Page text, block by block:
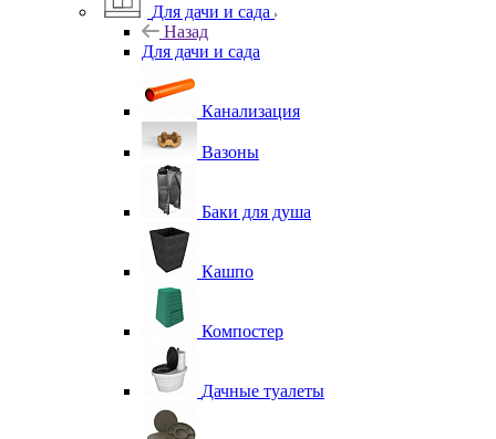
Для дачи и сада
Назад
Для дачи и сада
Канализация
Вазоны
Баки для душа
Кашпо
Компостер
Дачные туалеты